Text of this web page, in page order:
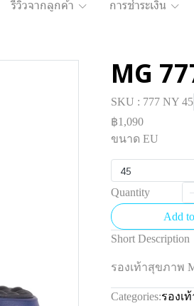
รีวิวจากลูกค้า การชำระเงิน
MG
SKU : 777 NY 45
฿1,090
ขนาด EU
45
Quantity
Add
Short Description
รองเท้าสุขภาพ
Categories:รองเ